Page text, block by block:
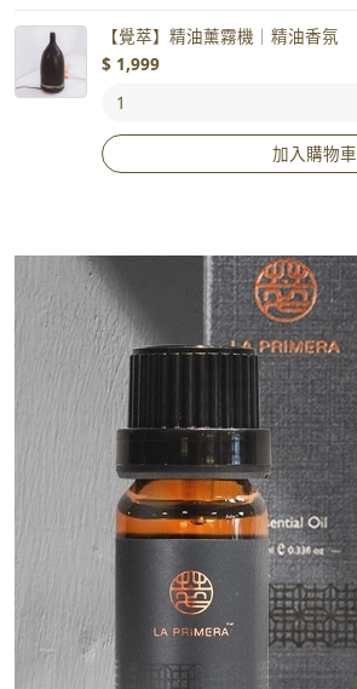
【覺萃】精油薰霧機｜精油香氛
$ 1,999
加入購物車